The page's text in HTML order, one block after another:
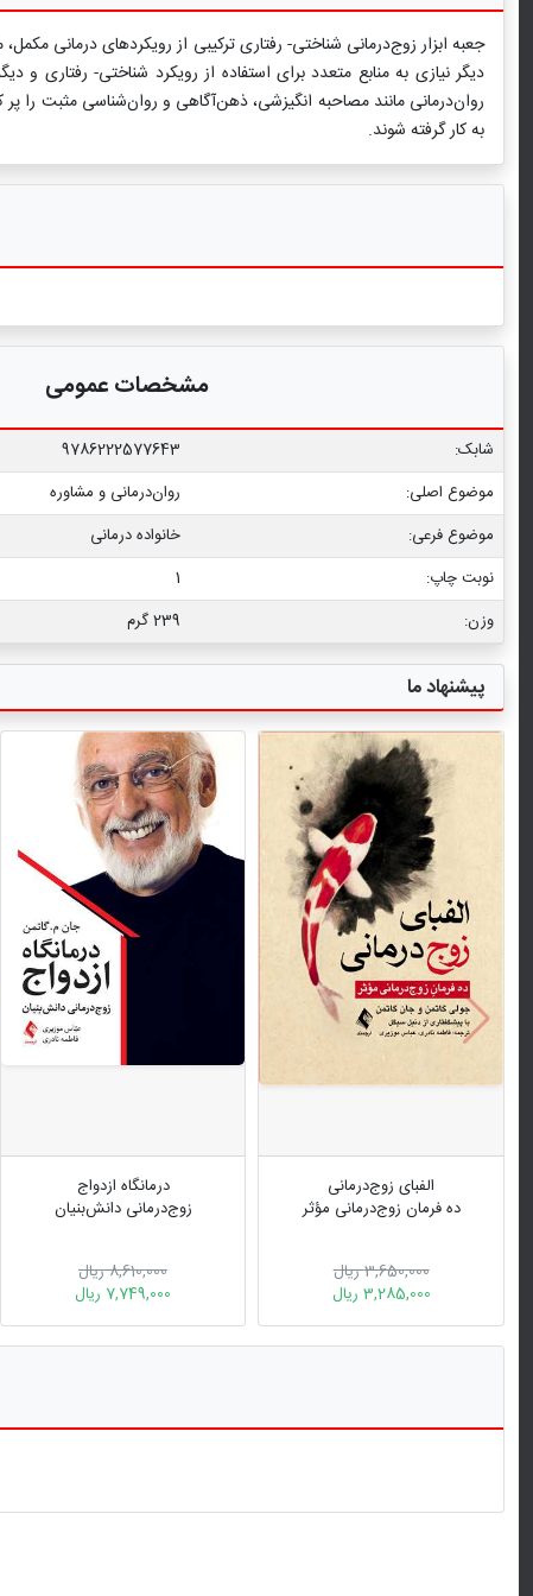
جعبه ابزار زوج‌درمانی شناختی- رفتاری ترکیبی از رویكردهای درمانی
دیگر نیازی به منابع متعدد برای استفاده از رویكرد شناختی- رفتاری
روان‌درمانی مانند مصاحبه انگیزشی، ذهن‌آگاهی و روان‌شناسی مثبت را
به كار گرفته شوند.
مشخصات عمومی
شابک:
9786222577643
موضوع اصلی:
روان‌درمانی و مشاوره
موضوع فرعی:
خانواده درمانی
نوبت چاپ:
1
وزن:
239 گرم
پیشنهاد ما
الفبای زوج‌درمانی
ده فرمان زوج‌درمانی مؤثر
3,650,000 ریال
3,285,000 ریال
درمانگاه ازدواج
زوج‌درمانی دانش‌بنیان
8,610,000 ریال
7,749,000 ریال